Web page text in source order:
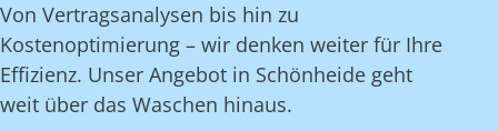
Von Vertragsanalysen bis hin zu
Kostenoptimierung – wir denken weiter für Ihre
Effizienz. Unser Angebot in Schönheide geht
weit über das Waschen hinaus.